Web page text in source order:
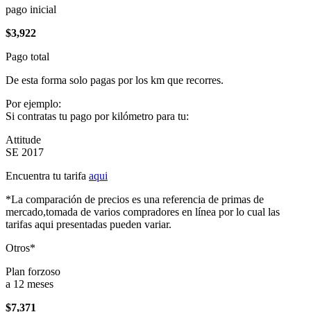
pago inicial
$3,922
Pago total
De esta forma solo pagas por los km que recorres.
Por ejemplo:
Si contratas tu pago por kilómetro para tu:
Attitude
SE 2017
Encuentra tu tarifa aqui
*La comparación de precios es una referencia de primas de
mercado,tomada de varios compradores en línea por lo cual las
tarifas aqui presentadas pueden variar.
Otros*
Plan forzoso
a 12 meses
$7,371